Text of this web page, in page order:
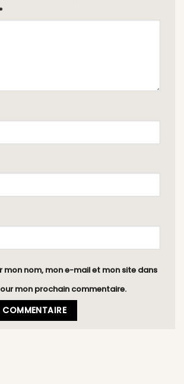
*
mon nom, mon e-mail et mon site dans
mon prochain commentaire.